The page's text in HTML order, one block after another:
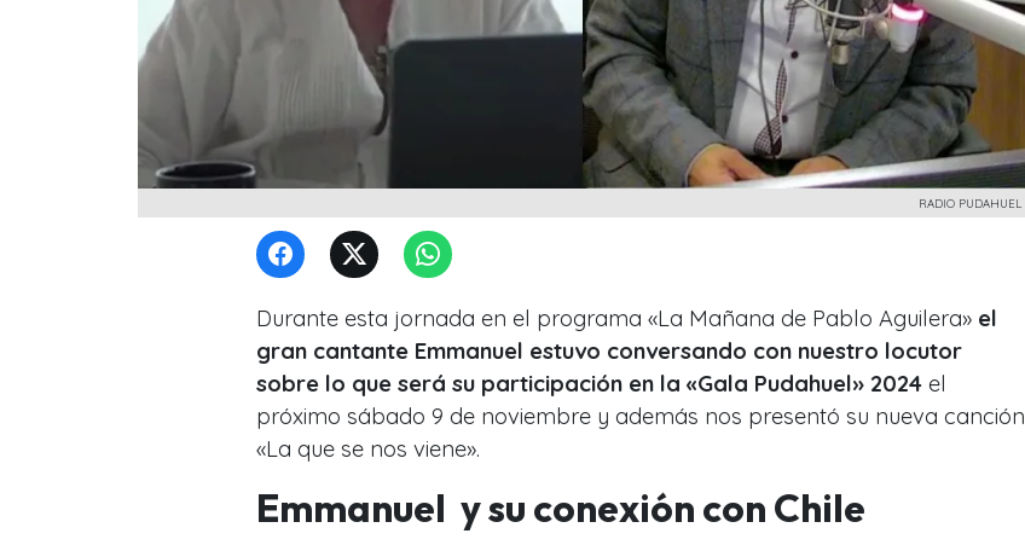
RADIO PUDAHUEL
Durante esta jornada en el programa «La Mañana de Pablo Aguilera» el
gran cantante Emmanuel estuvo conversando con nuestro locutor
sobre lo que será su participación en la «Gala Pudahuel» 2024 el
próximo sábado 9 de noviembre y además nos presentó su nueva canción
«La que se nos viene».
Emmanuel y su conexión con Chile